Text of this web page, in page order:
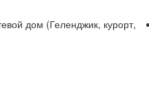
дом (Геленджик, курорт,